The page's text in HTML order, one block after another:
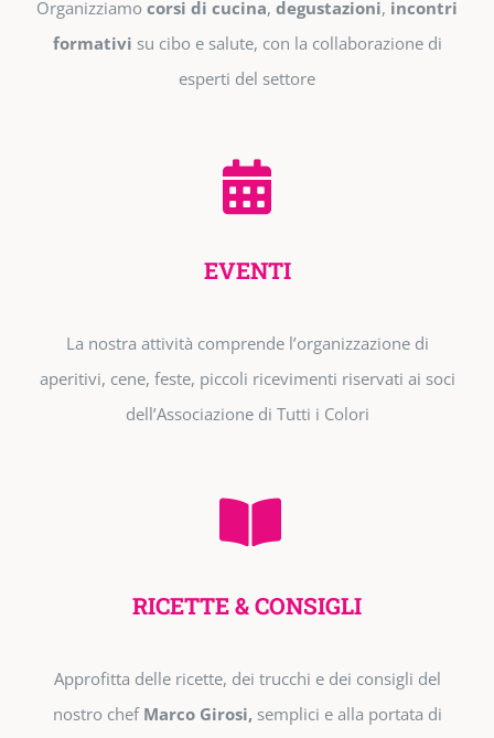
Organizziamo corsi di cucina, degustazioni, incontri
formativi su cibo e salute, con la collaborazione di
esperti del settore
EVENTI
La nostra attività comprende l’organizzazione di
aperitivi, cene, feste, piccoli ricevimenti riservati ai soci
dell’Associazione di Tutti i Colori
RICETTE & CONSIGLI
Approfitta delle ricette, dei trucchi e dei consigli del
nostro chef Marco Girosi,semplici e alla portata di